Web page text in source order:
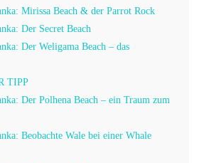
Mirissa Beach & der Parrot Rock
Der Secret Beach
Der Weligama Beach – das
TIPP
Der Polhena Beach – ein Traum zum
Beobachte Wale bei einer Whale